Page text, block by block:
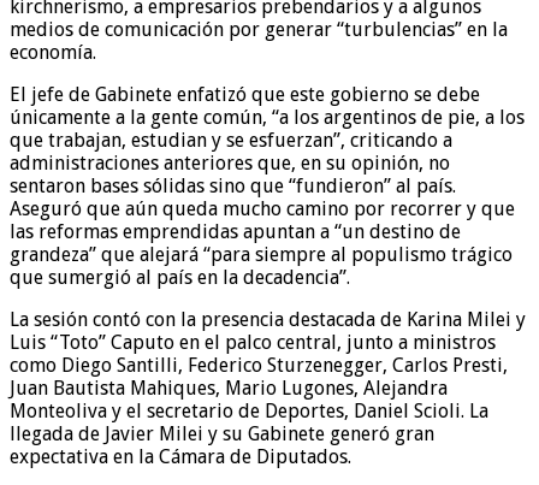
kirchnerismo, a empresarios prebendarios y a algunos
medios de comunicación por generar “turbulencias” en la
economía.
El jefe de Gabinete enfatizó que este gobierno se debe
únicamente a la gente común, “a los argentinos de pie, a los
que trabajan, estudian y se esfuerzan”, criticando a
administraciones anteriores que, en su opinión, no
sentaron bases sólidas sino que “fundieron” al país.
Aseguró que aún queda mucho camino por recorrer y que
las reformas emprendidas apuntan a “un destino de
grandeza” que alejará “para siempre al populismo trágico
que sumergió al país en la decadencia”.
La sesión contó con la presencia destacada de Karina Milei y
Luis “Toto” Caputo en el palco central, junto a ministros
como Diego Santilli, Federico Sturzenegger, Carlos Presti,
Juan Bautista Mahiques, Mario Lugones, Alejandra
Monteoliva y el secretario de Deportes, Daniel Scioli. La
llegada de Javier Milei y su Gabinete generó gran
expectativa en la Cámara de Diputados.